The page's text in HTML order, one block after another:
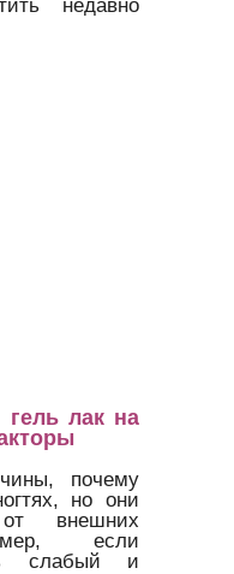
гель лак на
почему
но они
внешних
если
слабый и